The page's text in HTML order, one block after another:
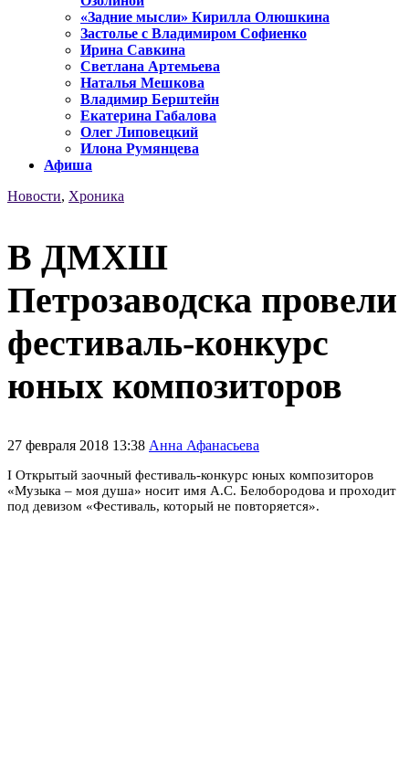
«Задние мысли» Кирилла Олюшкина
Застолье с Владимиром Софиенко
Ирина Савкина
Светлана Артемьева
Наталья Мешкова
Владимир Берштейн
Екатерина Габалова
Олег Липовецкий
Илона Румянцева
Афиша
Новости, Хроника
В ДМХШ
Петрозаводска провели
фестиваль-конкурс
юных композиторов
27 февраля 2018 13:38 Анна Афанасьева
I Открытый заочный фестиваль-конкурс юных композиторов
«Музыка – моя душа» носит имя А.С. Белобородова и проходит
под девизом «Фестиваль, который не повторяется».